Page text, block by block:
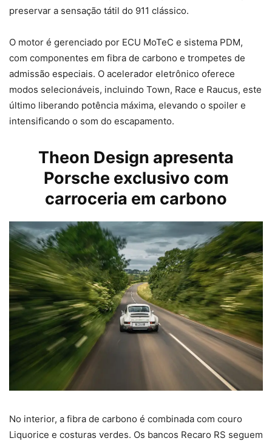
preservar a sensação tátil do 911 clássico.
O motor é gerenciado por ECU MoTeC e sistema PDM,
com componentes em fibra de carbono e trompetes de
admissão especiais. O acelerador eletrônico oferece
modos selecionáveis, incluindo Town, Race e Raucus, este
último liberando potência máxima, elevando o spoiler e
intensificando o som do escapamento.
Theon Design apresenta
Porsche exclusivo com
carroceria em carbono
No interior, a fibra de carbono é combinada com couro
Liquorice e costuras verdes. Os bancos Recaro RS seguem